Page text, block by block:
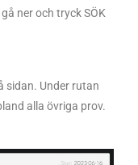
ner och tryck SÖK
sidan. Under rutan
alla övriga prov.